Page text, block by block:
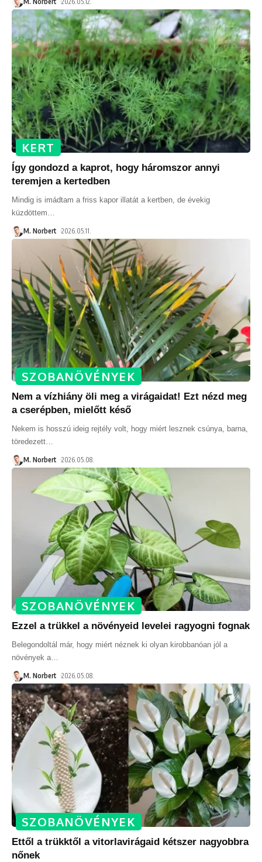
KERT
Így gondozd a kaprot, hogy háromszor annyi
teremjen a kertedben
Mindig is imádtam a friss kapor illatát a kertben, de évekig
küzdöttem
M. Norbert 2026.05.11.
SZOBANÖVÉNYEK
Nem a vízhiány öli meg a virágaidat! Ezt nézd meg
a cserépben, mielőtt késő
Nekem is hosszú ideig rejtély volt, hogy miért lesznek csúnya, barna,
töredezett…
M. Norbert 2026.05.08.
SZOBANÖVÉNYEK
Ezzel a trükkel a növényeid levelei ragyogni fognak
Belegondoltál már, hogy miért néznek ki olyan kirobbanóan jól a
növények a…
M. Norbert 2026.05.08.
SZOBANÖVÉNYEK
Ettől a trükktől a vitorlavirágaid kétszer nagyobbra
nőnek